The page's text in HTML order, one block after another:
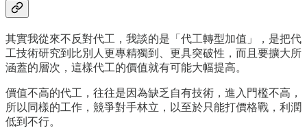
其實我從來不反對代工，我談的是「代工轉型加值」，是把代
工技術研究到比別人更專精獨到、更具突破性，而且要擴大所
涵蓋的層次，這樣代工的價值就有可能大幅提高。
價值不高的代工，往往是因為缺乏自有技術，進入門檻不高，
所以同樣的工作，競爭對手林立，以至於只能打價格戰，利潤
低到不行。